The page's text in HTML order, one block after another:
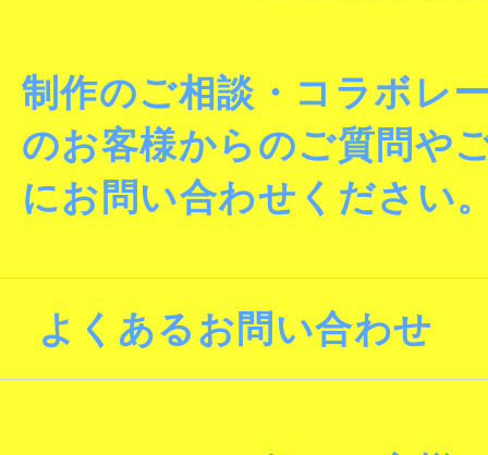
制作のご相談・コラボレ
のお客様からのご質問や
にお問い合わせください
よくあるお問い合わせ